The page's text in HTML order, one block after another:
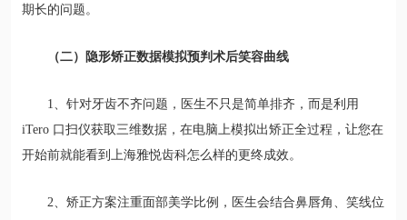
期长的问题。
（二）隐形矫正数据模拟预判术后笑容曲线
1、针对牙齿不齐问题，医生不只是简单排齐，而是利用
iTero 口扫仪获取三维数据，在电脑上模拟出矫正全过程，让您在
开始前就能看到上海雅悦齿科怎么样的更终成效。
2、矫正方案注重面部美学比例，医生会结合鼻唇角、笑线位